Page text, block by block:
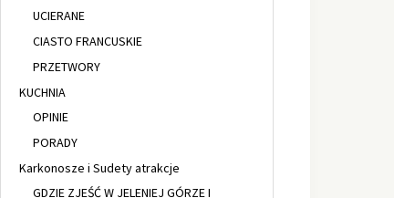
UCIERANE
CIASTO FRANCUSKIE
PRZETWORY
KUCHNIA
OPINIE
PORADY
Karkonosze i Sudety atrakcje
GDZIE ZJEŚĆ W JELENIEJ GÓRZE I